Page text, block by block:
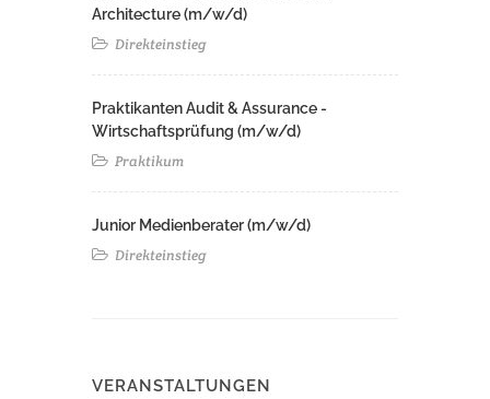
Architecture (m/w/d)​ ​
Direkteinstieg
Praktikanten Audit & Assurance -
Wirtschaftsprüfung (m/w/d)
Praktikum
Junior Medienberater (m/w/d)
Direkteinstieg
VERANSTALTUNGEN